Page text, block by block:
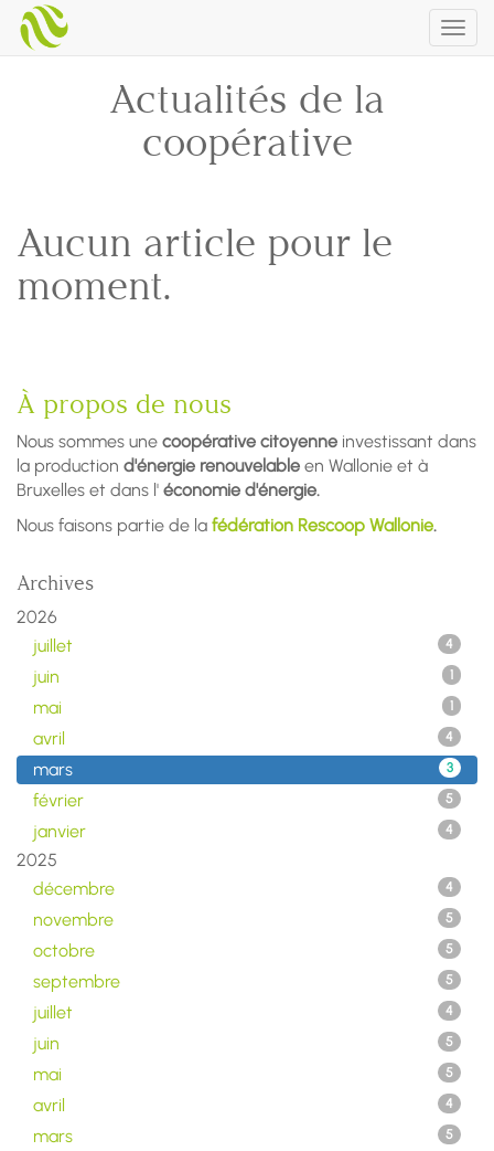
Actualités de la
coopérative
Aucun article pour le
moment.
À propos de nous
Nous sommes une coopérative citoyenne investissant dans
la production d'énergie renouvelable en Wallonie et à
Bruxelles et dans l' économie d'énergie.
Nous faisons partie de la fédération Rescoop Wallonie.
Archives
2026
juillet
4
juin 1
mai 1
avril 4
mars 3
février 5
janvier 4
2025
décembre
4
novembre 5
octobre 5
septembre 5
juillet 4
juin 5
mai 5
avril 4
mars 5